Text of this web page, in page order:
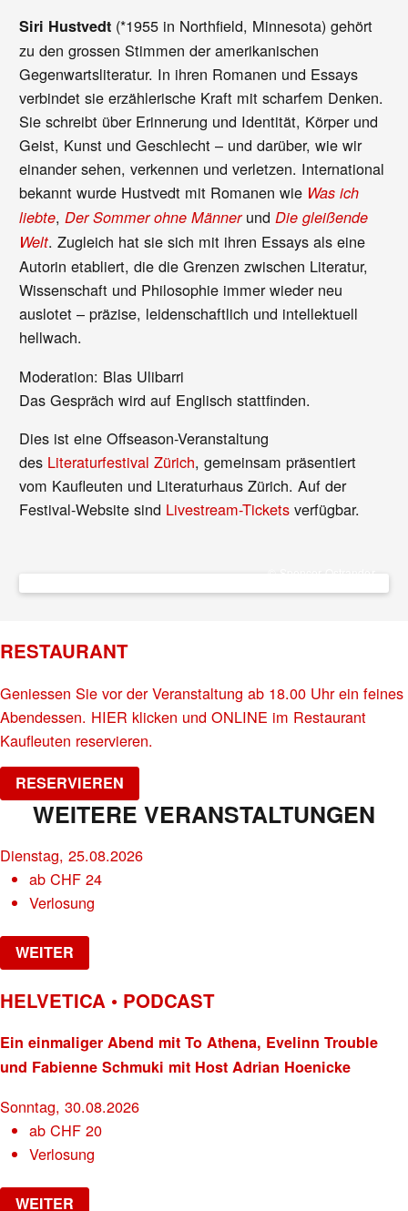
Siri Hustvedt (*1955 in Northfield, Minnesota) gehört
zu den grossen Stimmen der amerikanischen
Gegenwartsliteratur. In ihren Romanen und Essays
verbindet sie erzählerische Kraft mit scharfem Denken.
Sie schreibt über Erinnerung und Identität, Körper und
Geist, Kunst und Geschlecht – und darüber, wie wir
einander sehen, verkennen und verletzen. International
bekannt wurde Hustvedt mit Romanen wie Was ich
liebte,Der Sommer ohne Männer undDie gleißende
Welt. Zugleich hat sie sich mit ihren Essays als eine
Autorin etabliert, die die Grenzen zwischen Literatur,
Wissenschaft und Philosophie immer wieder neu
auslotet – präzise, leidenschaftlich und intellektuell
hellwach.
Moderation: Blas Ulibarri
Das Gespräch wird auf Englisch stattfinden.
Dies ist eine Offseason-Veranstaltung
des Literaturfestival Zürich, gemeinsam präsentiert
vom Kaufleuten und Literaturhaus Zürich. Auf der
Festival-Website sind Livestream-Tickets verfügbar.
RESTAURANT
Geniessen Sie vor der Veranstaltung ab 18.00 Uhr ein feines
Abendessen. HIER klicken und ONLINE im Restaurant
Kaufleuten reservieren.
RESERVIEREN
WEITERE VERANSTALTUNGEN
Dienstag, 25.08.2026
abCHF 24
Verlosung
WEITER
HELVETICA • PODCAST
Ein einmaliger Abend mit To Athena, Evelinn Trouble
und Fabienne Schmuki mit Host Adrian Hoenicke
Sonntag, 30.08.2026
abCHF 20
Verlosung
WEITER